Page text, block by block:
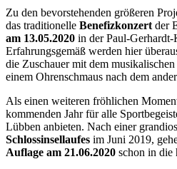
Zu den bevorstehenden größeren
das traditionelle Benefizkonzert der
am 13.05.2020 in der Paul-
Erfahrungsgemäß werden hier
die Zuschauer mit dem
einem Ohrenschmaus nach dem
Als einen weiteren fröhlichen
kommenden Jahr für alle
Lübben anbieten. Nach einer
Schlossinsellaufes im Juni 2019,
Auflage am 21.06.2020 schon in die